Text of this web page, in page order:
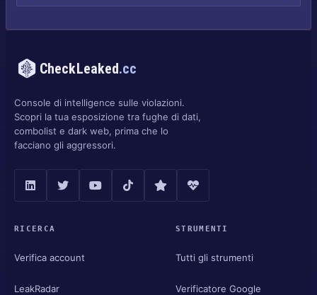
CheckLeaked.cc
Console di intelligence sulle violazioni.
Scopri la tua esposizione tra fughe di dati,
combolist e dark web, prima che lo
facciano gli aggressori.
RICERCA
Verifica account
LeakRadar
STRUMENTI
Tutti gli strumenti
Verificatore Google